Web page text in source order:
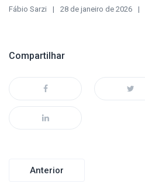
Fábio Sarzi 28 de janeiro de 2026
Compartilhar
Navegação
Anterior